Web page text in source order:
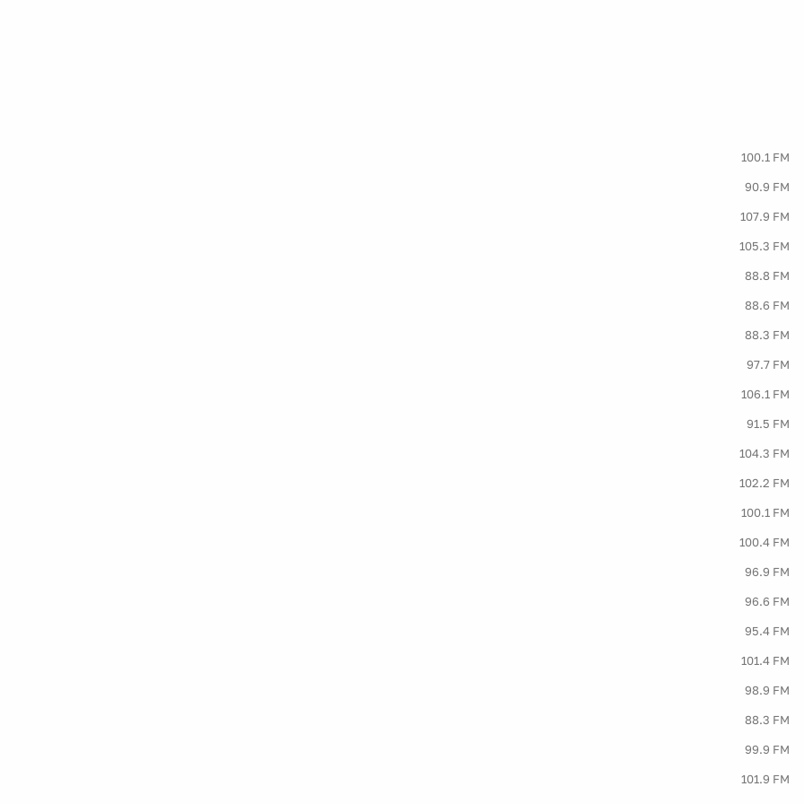
100.1 FM
90.9 FM
107.9 FM
105.3 FM
88.8 FM
88.6 FM
88.3 FM
97.7 FM
106.1 FM
91.5 FM
104.3 FM
102.2 FM
100.1 FM
100.4 FM
96.9 FM
96.6 FM
95.4 FM
101.4 FM
98.9 FM
88.3 FM
99.9 FM
101.9 FM